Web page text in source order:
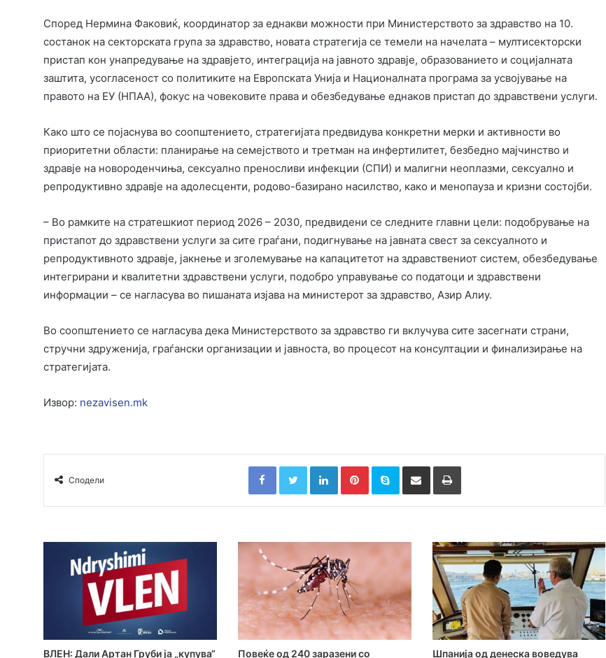
Според Нермина Факовиќ, координатор за еднакви можности при Министерството за здравство на 10.
состанок на секторската група за здравство, новата стратегија се темели на начелата – мултисекторски
пристап кон унапредување на здравјето, интеграција на јавното здравје, образованието и социјалната
заштита, усогласеност со политиките на Европската Унија и Националната програма за усвојување на
правото на ЕУ (НПАА), фокус на човековите права и обезбедување еднаков пристап до здравствени услуги.
Како што се појаснува во соопштението, стратегијата предвидува конкретни мерки и активности во
приоритетни области: планирање на семејството и третман на инфертилитет, безбедно мајчинство и
здравје на новороденчиња, сексуално преносливи инфекции (СПИ) и малигни неоплазми, сексуално и
репродуктивно здравје на адолесценти, родово-базирано насилство, како и менопауза и кризни состојби.
– Во рамките на стратешкиот период 2026 – 2030, предвидени се следните главни цели: подобрување на
пристапот до здравствени услуги за сите граѓани, подигнување на јавната свест за сексуалното и
репродуктивното здравје, јакнење и зголемување на капацитетот на здравствениот систем, обезбедување
интегрирани и квалитетни здравствени услуги, подобро управување со податоци и здравствени
информации – се нагласува во пишаната изјава на министерот за здравство, Азир Алиу.
Во соопштението се нагласува дека Министерството за здравство ги вклучува сите засегнати страни,
стручни здруженија, граѓански организации и јавноста, во процесот на консултации и финализирање на
стратегијата.
Извор: nezavisen.mk
Сподели
FacebookTwitterLinkedInPinterestSkype Сподели преку Е-маил Испринтај
ВЛЕН: Дали Артан Груби ја „купува“ Повеќе од 240 заразени со Шпанија од денеска воведува